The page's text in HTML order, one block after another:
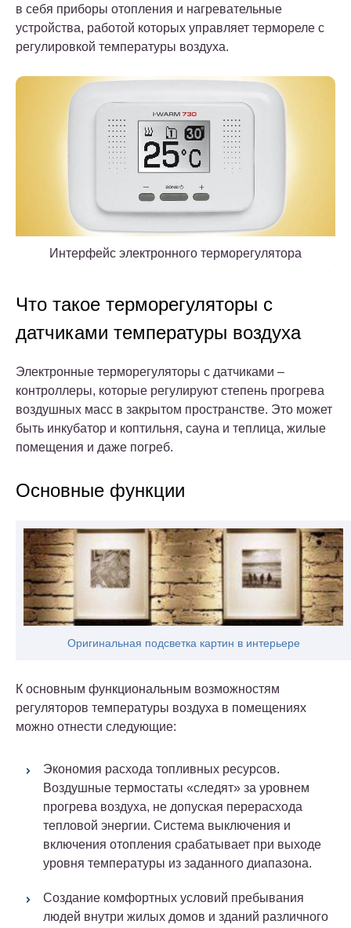
в себя приборы отопления и нагревательные
устройства, работой которых управляет термореле с
регулировкой температуры воздуха.
Интерфейс электронного терморегулятора
Что такое терморегуляторы с
датчиками температуры воздуха
Электронные терморегуляторы с датчиками –
контроллеры, которые регулируют степень прогрева
воздушных масс в закрытом пространстве. Это может
быть инкубатор и коптильня, сауна и теплица, жилые
помещения и даже погреб.
Основные функции
Оригинальная подсветка картин в интерьере
К основным функциональным возможностям
регуляторов температуры воздуха в помещениях
можно отнести следующие:
Экономия расхода топливных ресурсов.
Воздушные термостаты «следят» за уровнем
прогрева воздуха, не допуская перерасхода
тепловой энергии. Система выключения и
включения отопления срабатывает при выходе
уровня температуры из заданного диапазона.
Создание комфортных условий пребывания
людей внутри жилых домов и зданий различного